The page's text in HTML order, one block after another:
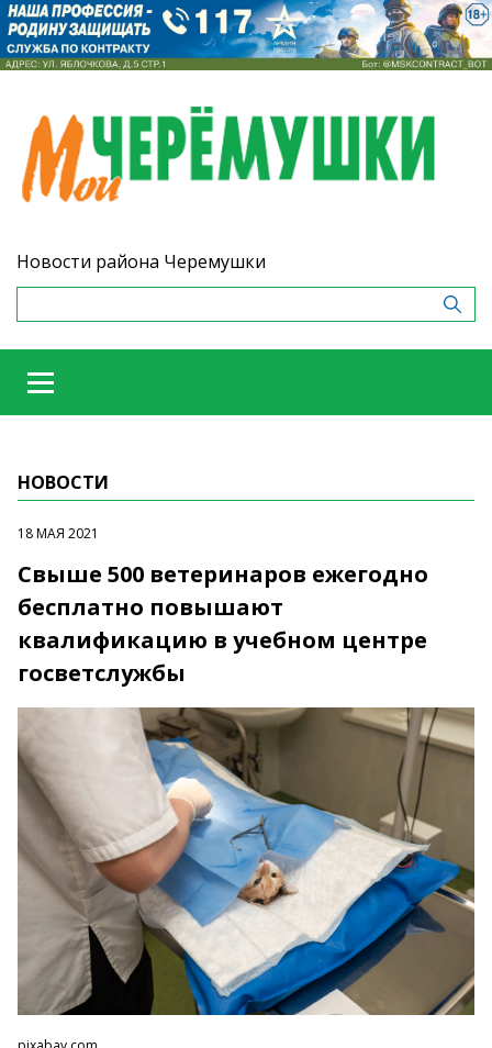
Новости района Черемушки
НОВОСТИ
18 МАЯ 2021
Свыше 500 ветеринаров ежегодно
бесплатно повышают
квалификацию в учебном центре
госветслужбы